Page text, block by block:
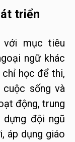
triển
với mục tiêu
ngữ khác
học để thi,
sống và
động, trung
đội ngũ
áp dụng giáo